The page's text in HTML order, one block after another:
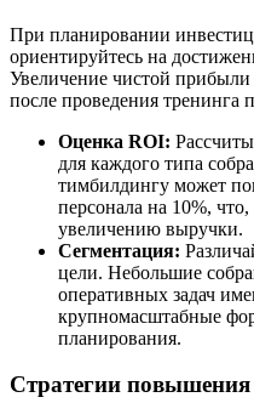
При планировании
ориентируйтесь на
Увеличение чистой
после проведения тренинга
Оценка ROI:
для каждого типа
тимбилдингу может
персонала на 10%,
увеличению выручки.
Сегментация:
цели. Небольшие
оперативных задач
крупномасштабные
планирования.
Стратегии повышения